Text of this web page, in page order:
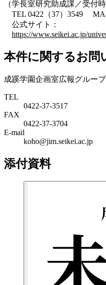
（学長室研究助成課／受付
TEL 0422（37）3549
公式サイト：
https://www.seikei.ac.jp/
本件に関するお問
成蹊学園企画室広報グループ
TEL
0422-37-3517
FAX
0422-37-3704
E-mail
koho@jim.seikei.ac.jp
添付資料